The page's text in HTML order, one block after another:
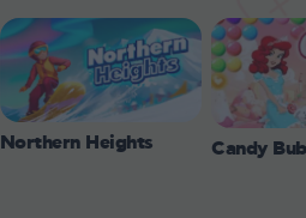
Northern Heights Candy